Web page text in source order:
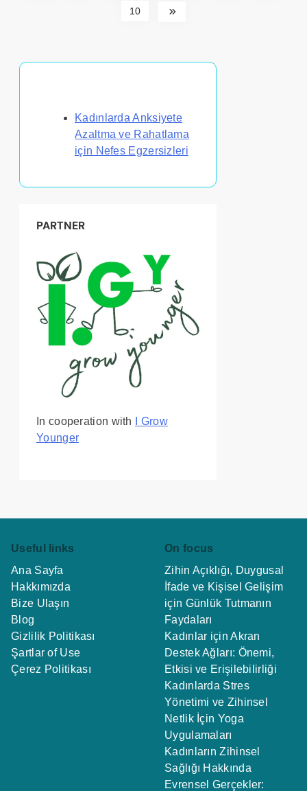
10
Kadınlarda Anksiyete
Azaltma ve Rahatlama
için Nefes Egzersizleri
PARTNER
In cooperation with
I Grow
Younger
Useful links
Ana Sayfa
Hakkımızda
Bize Ulaşın
Blog
Gizlilik Politikası
Şartlar of Use
Çerez Politikası
On focus
Zihin Açıklığı, Duygusal
İfade ve Kişisel Gelişim
için Günlük Tutmanın
Faydaları
Kadınlar için Akran
Destek Ağları: Önemi,
Etkisi ve Erişilebilirliği
Kadınlarda Stres
Yönetimi ve Zihinsel
Netlik İçin Yoga
Uygulamaları
Kadınların Zihinsel
Sağlığı Hakkında
Evrensel Gerçekler: